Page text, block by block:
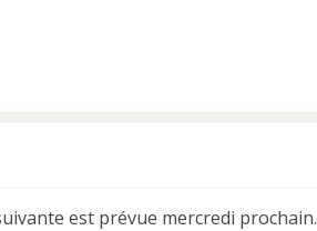
est prévue mercredi prochain.